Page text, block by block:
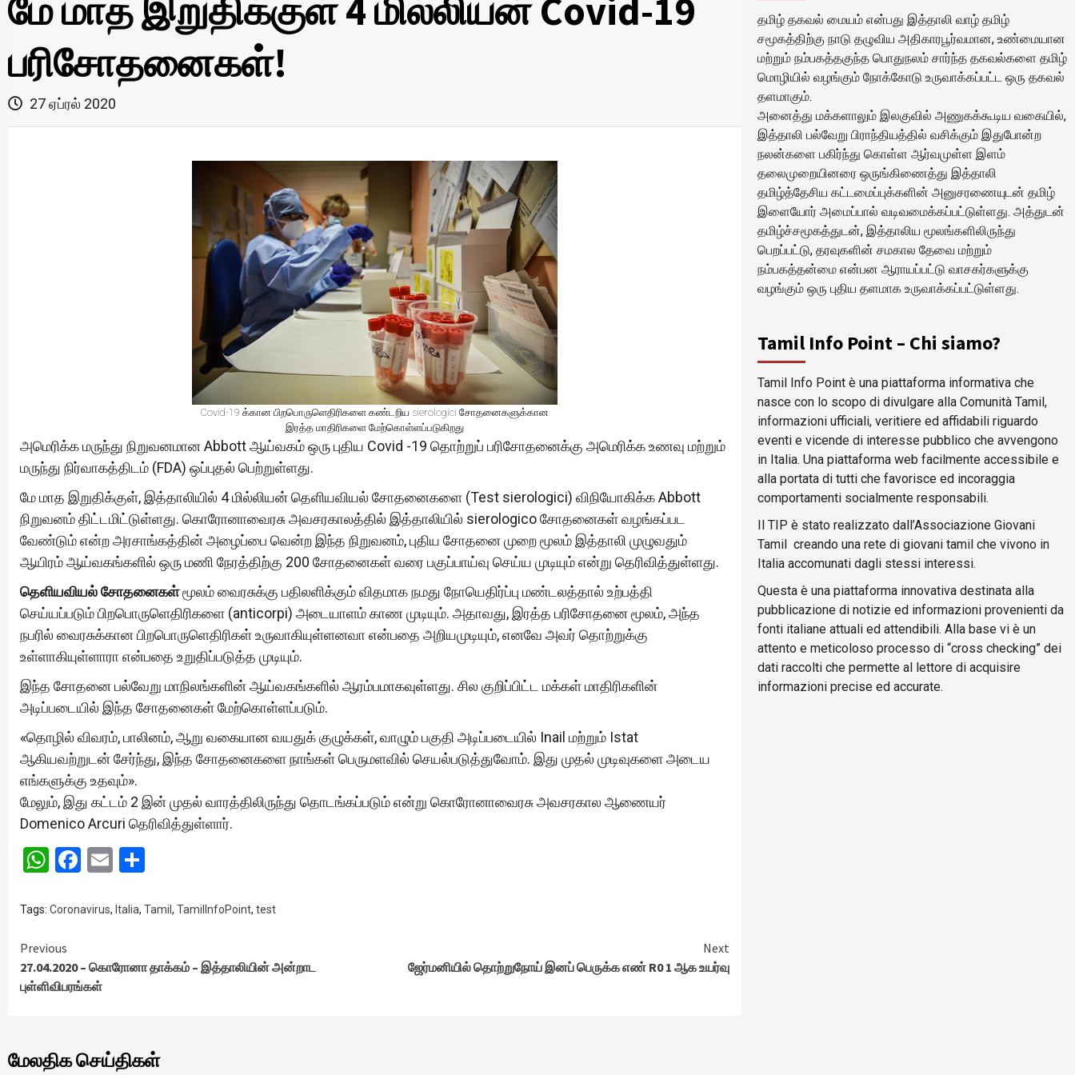
மே மாத இறுதிக்குள் 4 மில்லியன் Covid-19
பரிசோதனைகள்!
27 ஏப்ரல் 2020
Covid-19 க்கான பிறபொருளெதிரிகளை கண்டறிய sierologici சோதனைகளுக்கான
இரத்த மாதிரிகளை மேற்கொள்ளப்படுகிறது
அமெரிக்க மருந்து நிறுவனமான Abbott ஆய்வகம் ஒரு புதிய Covid -19 தொற்றுப் பரிசோதனைக்கு அமெரிக்க உணவு மற்றும்
மருந்து நிர்வாகத்திடம் (FDA) ஒப்புதல் பெற்றுள்ளது.
மே மாத இறுதிக்குள், இத்தாலியில் 4 மில்லியன் தெளியவியல் சோதனைகளை (Test sierologici) விநியோகிக்க Abbott
நிறுவனம் திட்டமிட்டுள்ளது. கொரோனாவைரசு அவசரகாலத்தில் இத்தாலியில் sierologico சோதனைகள் வழங்கப்பட
வேண்டும் என்ற அரசாங்கத்தின் அழைப்பை வென்ற இந்த நிறுவனம், புதிய சோதனை முறை மூலம் இத்தாலி முழுவதும்
ஆயிரம் ஆய்வகங்களில் ஒரு மணி நேரத்திற்கு 200 சோதனைகள் வரை பகுப்பாய்வு செய்ய முடியும் என்று தெரிவித்துள்ளது.
தெளியவியல் சோதனைகள்மூலம் வைரசுக்கு பதிலளிக்கும் விதமாக நமது நோயெதிர்ப்பு மண்டலத்தால் உற்பத்தி
செய்யப்படும் பிறபொருளெதிரிகளை (anticorpi) அடையாளம் காண முடியும். அதாவது, இரத்த பரிசோதனை மூலம், அந்த
நபரில் வைரசுக்கான பிறபொருளெதிரிகள் உருவாகியுள்ளனவா என்பதை அறியமுடியும், எனவே அவர் தொற்றுக்கு
உள்ளாகியுள்ளாரா என்பதை உறுதிப்படுத்த முடியும்.
இந்த சோதனை பல்வேறு மாநிலங்களின் ஆய்வகங்களில் ஆரம்பமாகவுள்ளது. சில குறிப்பிட்ட மக்கள் மாதிரிகளின்
அடிப்படையில் இந்த சோதனைகள் மேற்கொள்ளப்படும்.
«தொழில் விவரம், பாலினம், ஆறு வகையான வயதுக் குழுக்கள், வாழும் பகுதி அடிப்படையில் Inail மற்றும் Istat
ஆகியவற்றுடன் சேர்ந்து, இந்த சோதனைகளை நாங்கள் பெருமளவில் செயல்படுத்துவோம். இது முதல் முடிவுகளை அடைய
எங்களுக்கு உதவும்».
மேலும், இது கட்டம் 2 இன் முதல் வாரத்திலிருந்து தொடங்கப்படும் என்று கொரோனாவைரசு அவசரகால ஆணையர்
Domenico Arcuri தெரிவித்துள்ளார்.
WhatsApp
Facebook
Email
Tags: Coronavirus, Italia, Tamil , TamilInfoPoint, test
Continue
Reading
Previous
27.04.2020 – கொரோனா தாக்கம் – இத்தாலியின் அன்றாட
புள்ளிவிபரங்கள்
Next
ஜேர்மனியில் தொற்றுநோய் இனப் பெருக்க எண் R0 1 ஆக உயர்வு
மேலதிக செய்திகள்
தமிழ் தகவல் மையம் என்பது இத்தாலி வாழ் தமிழ்
சமூகத்திற்கு நாடு தழுவிய அதிகாரபூர்வமான, உண்மையான
மற்றும் நம்பகத்தகுந்த பொதுநலம் சார்ந்த தகவல்களை தமிழ்
மொழியில் வழங்கும் நோக்கோடு உருவாக்கப்பட்ட ஒரு தகவல்
தளமாகும்.
அனைத்து மக்களாலும் இலகுவில் அணுகக்கூடிய வகையில்,
இத்தாலி பல்வேறு பிராந்தியத்தில் வசிக்கும் இதுபோன்ற
நலன்களை பகிர்ந்து கொள்ள ஆர்வமுள்ள இளம்
தலைமுறையினரை ஒருங்கிணைத்து இத்தாலி
தமிழ்த்தேசிய கட்டமைப்புக்களின் அனுசரணையுடன் தமிழ்
இளையோர் அமைப்பால் வடிவமைக்கப்பட்டுள்ளது. அத்துடன்
தமிழ்ச்சமூகத்துடன், இத்தாலிய மூலங்களிலிருந்து
பெறப்பட்டு, தரவுகளின் சமகால தேவை மற்றும்
நம்பகத்தன்மை என்பன ஆராயப்பட்டு வாசகர்களுக்கு
வழங்கும் ஒரு புதிய தளமாக உருவாக்கப்பட்டுள்ளது.
Tamil Info Point – Chi siamo?
Tamil Info Point è una piattaforma informativa che
nasce con lo scopo di divulgare alla Comunità Tamil,
informazioni ufficiali, veritiere ed affidabili riguardo
eventi e vicende di interesse pubblico che avvengono
in Italia. Una piattaforma web facilmente accessibile e
alla portata di tutti che favorisce ed incoraggia
comportamenti socialmente responsabili.
Il TIP è stato realizzato dall’Associazione Giovani
Tamil creando una rete di giovani tamil che vivono in
Italia accomunati dagli stessi interessi.
Questa è una piattaforma innovativa destinata alla
pubblicazione di notizie ed informazioni provenienti da
fonti italiane attuali ed attendibili. Alla base vi è un
attento e meticoloso processo di “cross checking” dei
dati raccolti che permette al lettore di acquisire
informazioni precise ed accurate.